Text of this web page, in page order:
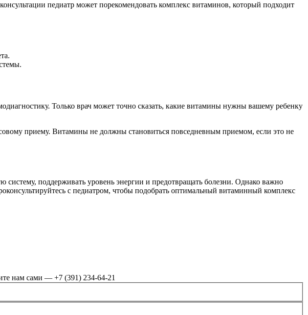
педиатр может порекомендовать комплекс витаминов, который подходит
Только врач может точно сказать, какие витамины нужны вашему ребенку
приему. Витамины не должны становиться повседневным приемом, если это не
поддерживать уровень энергии и предотвращать болезни. Однако важно
с педиатром, чтобы подобрать оптимальный витаминный комплекс
нам сами — +7 (391) 234-64-21